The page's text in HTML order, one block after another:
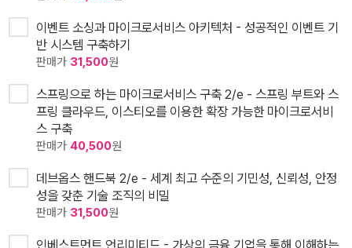
이벤트 소싱과 마이크로서비스 아키텍처 - 성공적인 이벤트 기
반 시스템 구축하기
판매가 31,500원
스프링으로 하는 마이크로서비스 구축 2/e - 스프링 부트와 스
프링 클라우드, 이스티오를 이용한 확장 가능한 마이크로서비
스 구축
판매가 40,500원
데브옵스 핸드북 2/e - 세계 최고 수준의 기민성, 신뢰성, 안정
성을 갖춘 기술 조직의 비밀
판매가 31,500원